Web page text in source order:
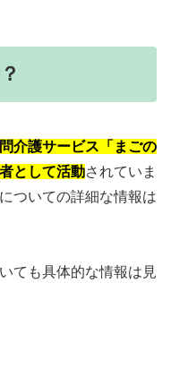
介護サービス「まごの
として活動されていま
ついての詳細な情報は
ても具体的な情報は見